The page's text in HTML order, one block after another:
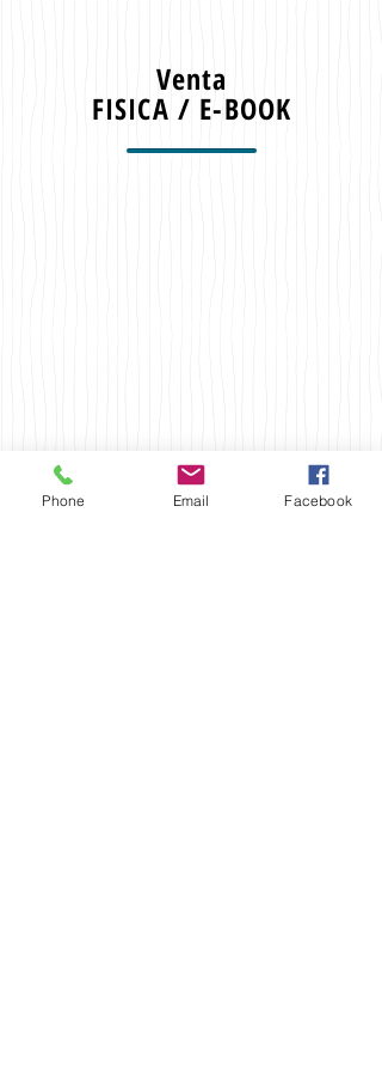
Venta
FISICA / E-BOOK
Phone Email Facebook